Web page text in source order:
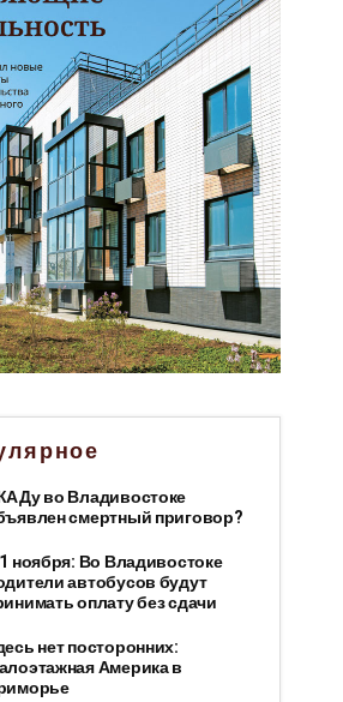
во Владивостоке
смертный приговор?
ноября: Во Владивостоке
автобусов будут
оплату без сдачи
нет посторонних:
Америка в